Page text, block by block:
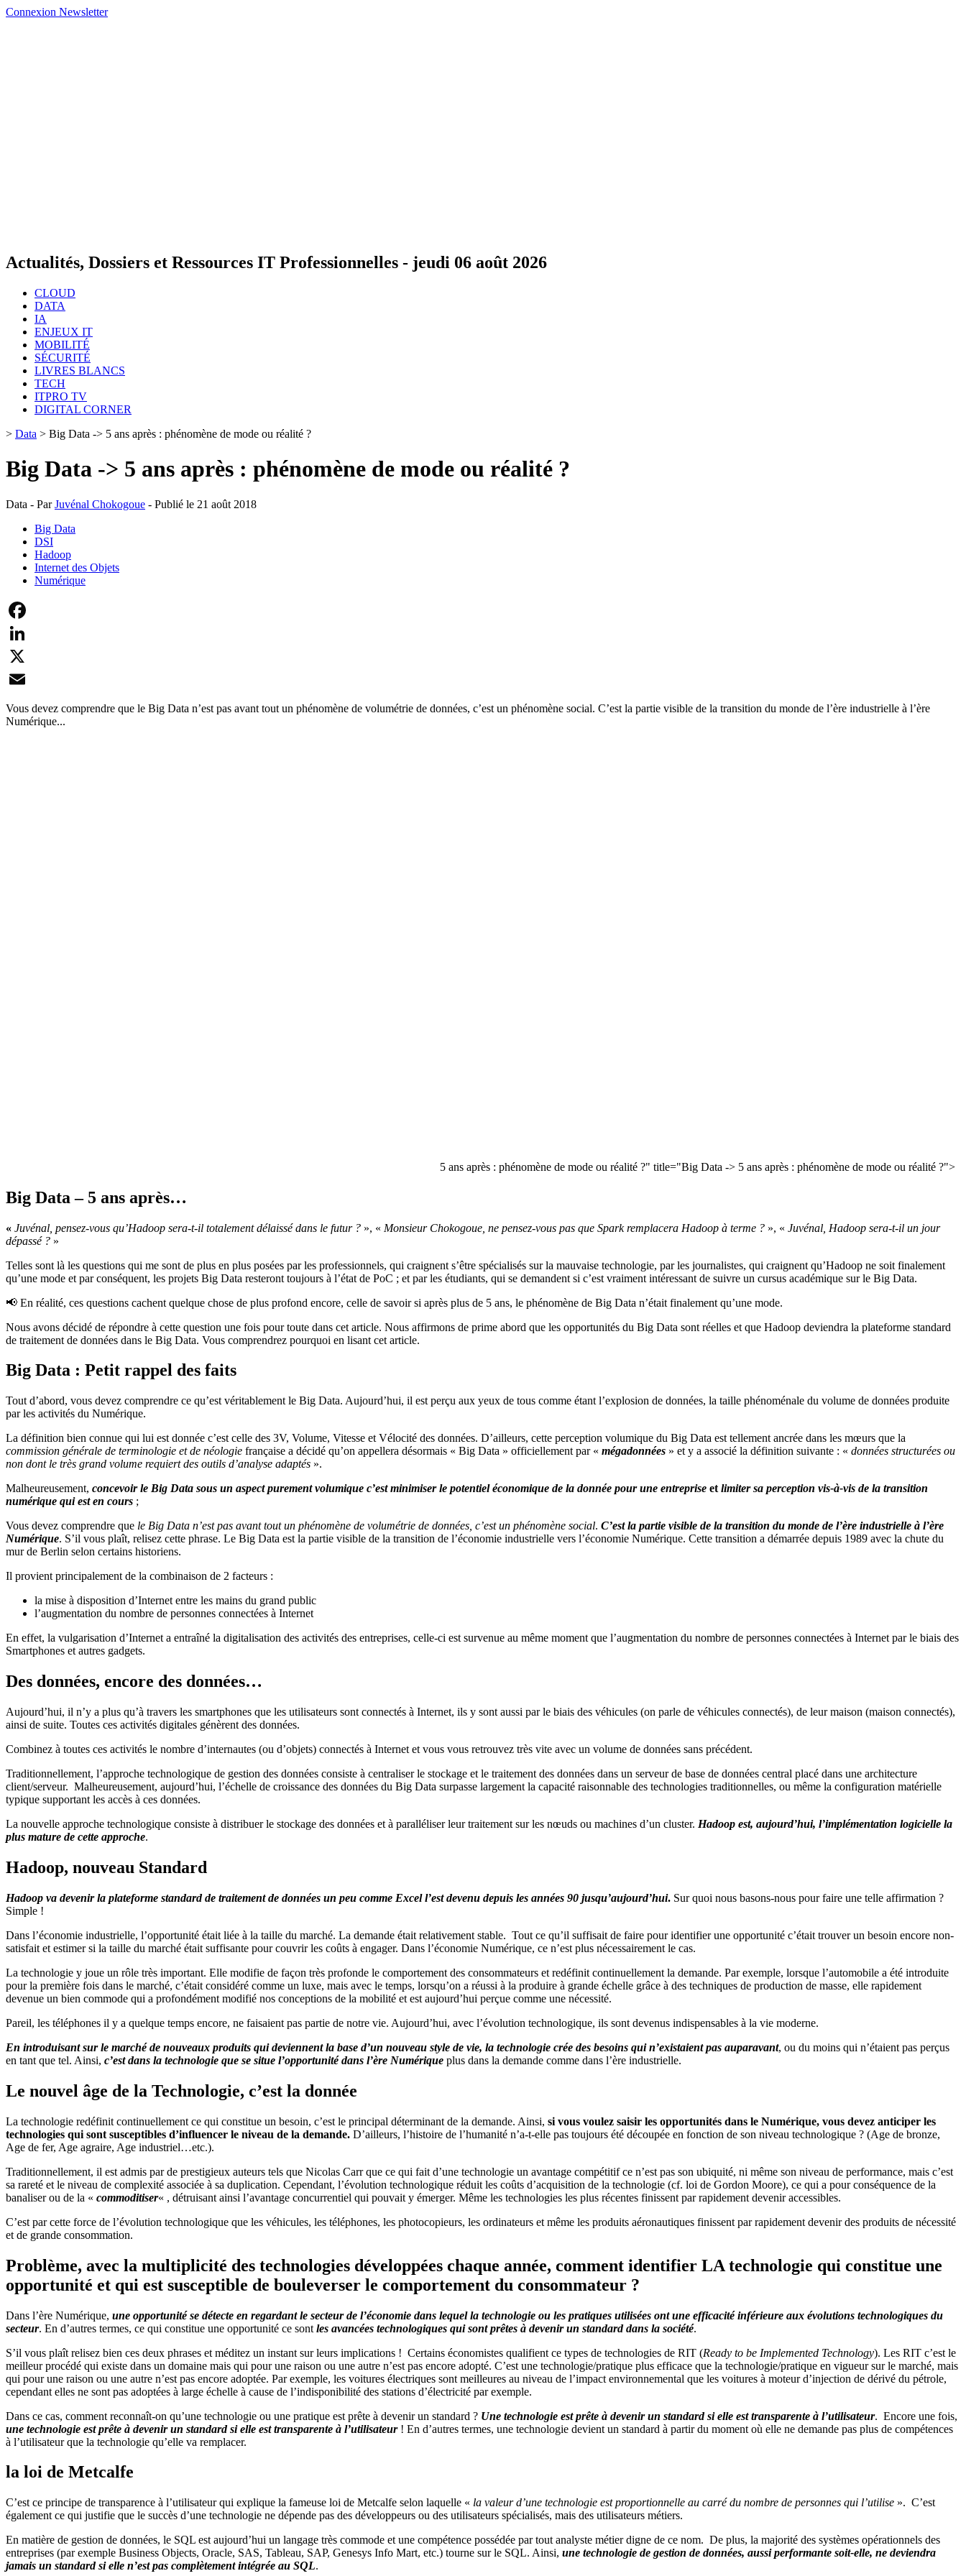
Connexion Newsletter
Actualités, Dossiers et Ressources IT Professionnelles - jeudi 06 août 2026
CLOUD
DATA
IA
ENJEUX IT
MOBILITÉ
SÉCURITÉ
LIVRES BLANCS
TECH
ITPRO TV
DIGITAL CORNER
> Data > Big Data -> 5 ans après : phénomène de mode ou réalité ?
Big Data -> 5 ans après : phénomène de mode ou réalité ?
Data - ParJuvénal Chokogoue - Publié le 21 août 2018
Big Data
DSI
Hadoop
Internet des Objets
Numérique
Facebook
LinkedIn
X
Email
Vous devez comprendre que le Big Data n’est pas avant tout un phénomène de volumétrie de données, c’est un phénomène social. C’est la partie visible de la transition du monde de l’ère industrielle à l’ère
Numérique...
5 ans après : phénomène de mode ou réalité ?" title="Big Data -> 5 ans après : phénomène de mode ou réalité ?">
Big Data – 5 ans après…
« Juvénal, pensez-vous qu’Hadoop sera-t-il totalement délaissé dans le futur ? », « Monsieur Chokogoue, ne pensez-vous pas que Spark remplacera Hadoop à terme ? », « Juvénal, Hadoop sera-t-il un jour
dépassé ? »
Telles sont là les questions qui me sont de plus en plus posées par les professionnels, qui craignent s’être spécialisés sur la mauvaise technologie, par les journalistes, qui craignent qu’Hadoop ne soit finalement
qu’une mode et par conséquent, les projets Big Data resteront toujours à l’état de PoC ; et par les étudiants, qui se demandent si c’est vraiment intéressant de suivre un cursus académique sur le Big Data.
📢 En réalité, ces questions cachent quelque chose de plus profond encore, celle de savoir si après plus de 5 ans, le phénomène de Big Data n’était finalement qu’une mode.
Nous avons décidé de répondre à cette question une fois pour toute dans cet article. Nous affirmons de prime abord que les opportunités du Big Data sont réelles et que Hadoop deviendra la plateforme standard
de traitement de données dans le Big Data. Vous comprendrez pourquoi en lisant cet article.
Big Data : Petit rappel des faits
Tout d’abord, vous devez comprendre ce qu’est véritablement le Big Data. Aujourd’hui, il est perçu aux yeux de tous comme étant l’explosion de données, la taille phénoménale du volume de données produite
par les activités du Numérique.
La définition bien connue qui lui est donnée c’est celle des 3V, Volume, Vitesse et Vélocité des données. D’ailleurs, cette perception volumique du Big Data est tellement ancrée dans les mœurs que la
commission générale de terminologie et de néologie française a décidé qu’on appellera désormais « Big Data » officiellement par « mégadonnées » et y a associé la définition suivante : « données structurées ou
non dont le très grand volume requiert des outils d’analyse adaptés ».
Malheureusement, concevoir le Big Data sous un aspect purement volumique c’est minimiser le potentiel économique de la donnée pour une entreprise et limiter sa perception vis-à-vis de la transition
numérique qui est en cours ;
Vous devez comprendre que le Big Data n’est pas avant tout un phénomène de volumétrie de données, c’est un phénomène social. C’est la partie visible de la transition du monde de l’ère industrielle à l’ère
Numérique. S’il vous plaît, relisez cette phrase. Le Big Data est la partie visible de la transition de l’économie industrielle vers l’économie Numérique. Cette transition a démarrée depuis 1989 avec la chute du
mur de Berlin selon certains historiens.
Il provient principalement de la combinaison de 2 facteurs :
la mise à disposition d’Internet entre les mains du grand public
l’augmentation du nombre de personnes connectées à Internet
En effet, la vulgarisation d’Internet a entraîné la digitalisation des activités des entreprises, celle-ci est survenue au même moment que l’augmentation du nombre de personnes connectées à Internet par le biais des
Smartphones et autres gadgets.
Des données, encore des données…
Aujourd’hui, il n’y a plus qu’à travers les smartphones que les utilisateurs sont connectés à Internet, ils y sont aussi par le biais des véhicules (on parle de véhicules connectés), de leur maison (maison connectés),
ainsi de suite. Toutes ces activités digitales génèrent des données.
Combinez à toutes ces activités le nombre d’internautes (ou d’objets) connectés à Internet et vous vous retrouvez très vite avec un volume de données sans précédent.
Traditionnellement, l’approche technologique de gestion des données consiste à centraliser le stockage et le traitement des données dans un serveur de base de données central placé dans une architecture
client/serveur. Malheureusement, aujourd’hui, l’échelle de croissance des données du Big Data surpasse largement la capacité raisonnable des technologies traditionnelles, ou même la configuration matérielle
typique supportant les accès à ces données.
La nouvelle approche technologique consiste à distribuer le stockage des données et à paralléliser leur traitement sur les nœuds ou machines d’un cluster. Hadoop est, aujourd’hui, l’implémentation logicielle la
plus mature de cette approche.
Hadoop, nouveau Standard
Hadoop va devenir la plateforme standard de traitement de données un peu comme Excel l’est devenu depuis les années 90 jusqu’aujourd’hui. Sur quoi nous basons-nous pour faire une telle affirmation ?
Simple !
Dans l’économie industrielle, l’opportunité était liée à la taille du marché. La demande était relativement stable. Tout ce qu’il suffisait de faire pour identifier une opportunité c’était trouver un besoin encore non-
satisfait et estimer si la taille du marché était suffisante pour couvrir les coûts à engager. Dans l’économie Numérique, ce n’est plus nécessairement le cas.
La technologie y joue un rôle très important. Elle modifie de façon très profonde le comportement des consommateurs et redéfinit continuellement la demande. Par exemple, lorsque l’automobile a été introduite
pour la première fois dans le marché, c’était considéré comme un luxe, mais avec le temps, lorsqu’on a réussi à la produire à grande échelle grâce à des techniques de production de masse, elle rapidement
devenue un bien commode qui a profondément modifié nos conceptions de la mobilité et est aujourd’hui perçue comme une nécessité.
Pareil, les téléphones il y a quelque temps encore, ne faisaient pas partie de notre vie. Aujourd’hui, avec l’évolution technologique, ils sont devenus indispensables à la vie moderne.
En introduisant sur le marché de nouveaux produits qui deviennent la base d’un nouveau style de vie, la technologie crée des besoins qui n’existaient pas auparavant, ou du moins qui n’étaient pas perçus
en tant que tel. Ainsi, c’est dans la technologie que se situe l’opportunité dans l’ère Numérique plus dans la demande comme dans l’ère industrielle.
Le nouvel âge de la Technologie, c’est la donnée
La technologie redéfinit continuellement ce qui constitue un besoin, c’est le principal déterminant de la demande. Ainsi, si vous voulez saisir les opportunités dans le Numérique, vous devez anticiper les
technologies qui sont susceptibles d’influencer le niveau de la demande. D’ailleurs, l’histoire de l’humanité n’a-t-elle pas toujours été découpée en fonction de son niveau technologique ? (Age de bronze,
Age de fer, Age agraire, Age industriel…etc.).
Traditionnellement, il est admis par de prestigieux auteurs tels que Nicolas Carr que ce qui fait d’une technologie un avantage compétitif ce n’est pas son ubiquité, ni même son niveau de performance, mais c’est
sa rareté et le niveau de complexité associée à sa duplication. Cependant, l’évolution technologique réduit les coûts d’acquisition de la technologie (cf. loi de Gordon Moore), ce qui a pour conséquence de la
banaliser ou de la « commoditiser« , détruisant ainsi l’avantage concurrentiel qui pouvait y émerger. Même les technologies les plus récentes finissent par rapidement devenir accessibles.
C’est par cette force de l’évolution technologique que les véhicules, les téléphones, les photocopieurs, les ordinateurs et même les produits aéronautiques finissent par rapidement devenir des produits de nécessité
et de grande consommation.
Problème, avec la multiplicité des technologies développées chaque année, comment identifier LA technologie qui constitue une
opportunité et qui est susceptible de bouleverser le comportement du consommateur ?
Dans l’ère Numérique, une opportunité se détecte en regardant le secteur de l’économie dans lequel la technologie ou les pratiques utilisées ont une efficacité inférieure aux évolutions technologiques du
secteur. En d’autres termes, ce qui constitue une opportunité ce sont les avancées technologiques qui sont prêtes à devenir un standard dans la société.
S’il vous plaît relisez bien ces deux phrases et méditez un instant sur leurs implications ! Certains économistes qualifient ce types de technologies de RIT (Ready to be Implemented Technology). Les RIT c’est le
meilleur procédé qui existe dans un domaine mais qui pour une raison ou une autre n’est pas encore adopté. C’est une technologie/pratique plus efficace que la technologie/pratique en vigueur sur le marché, mais
qui pour une raison ou une autre n’est pas encore adoptée. Par exemple, les voitures électriques sont meilleures au niveau de l’impact environnemental que les voitures à moteur d’injection de dérivé du pétrole,
cependant elles ne sont pas adoptées à large échelle à cause de l’indisponibilité des stations d’électricité par exemple.
Dans ce cas, comment reconnaît-on qu’une technologie ou une pratique est prête à devenir un standard ? Une technologie est prête à devenir un standard si elle est transparente à l’utilisateur. Encore une fois,
une technologie est prête à devenir un standard si elle est transparente à l’utilisateur! En d’autres termes, une technologie devient un standard à partir du moment où elle ne demande pas plus de compétences
à l’utilisateur que la technologie qu’elle va remplacer.
la loi de Metcalfe
C’est ce principe de transparence à l’utilisateur qui explique la fameuse loi de Metcalfe selon laquelle « la valeur d’une technologie est proportionnelle au carré du nombre de personnes qui l’utilise ». C’est
également ce qui justifie que le succès d’une technologie ne dépende pas des développeurs ou des utilisateurs spécialisés, mais des utilisateurs métiers.
En matière de gestion de données, le SQL est aujourd’hui un langage très commode et une compétence possédée par tout analyste métier digne de ce nom. De plus, la majorité des systèmes opérationnels des
entreprises (par exemple Business Objects, Oracle, SAS, Tableau, SAP, Genesys Info Mart, etc.) tourne sur le SQL. Ainsi, une technologie de gestion de données, aussi performante soit-elle, ne deviendra
jamais un standard si elle n’est pas complètement intégrée au SQL.